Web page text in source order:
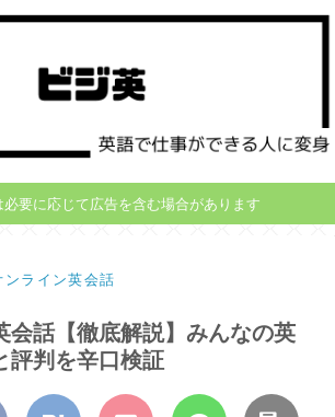
必要に応じて広告を含む場合があります
ンライン英会話
会話【徹底解説】みんなの英
評判を辛口検証